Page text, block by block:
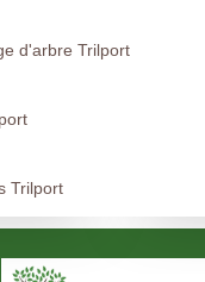
d'arbre Trilport
Trilport